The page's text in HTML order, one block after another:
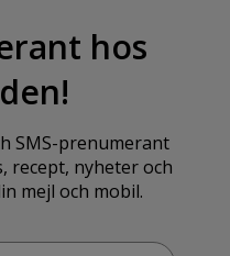
hos
SMS-prenumerant
recept, nyheter och
mejl och mobil.